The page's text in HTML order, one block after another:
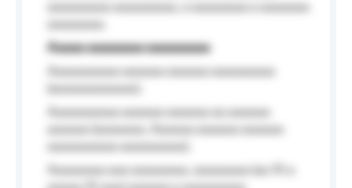
Aaaaa aaaaaaaa aaaaaaaaa